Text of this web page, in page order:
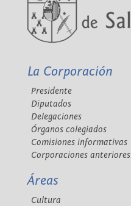
La Corporación
Presidente
Diputados
Delegaciones
Órganos colegiados
Comisiones informativas
Corporaciones anteriores
Áreas
Cultura